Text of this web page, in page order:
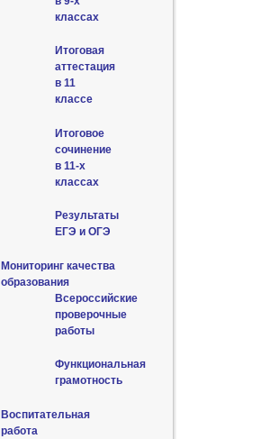
классах
Итоговая
аттестация
в 11
классе
Итоговое
сочинение
в 11-х
классах
Результаты
ЕГЭ и ОГЭ
Мониторинг качества
образования
Всероссийские
проверочные
работы
Функциональная
грамотность
Воспитательная
работа